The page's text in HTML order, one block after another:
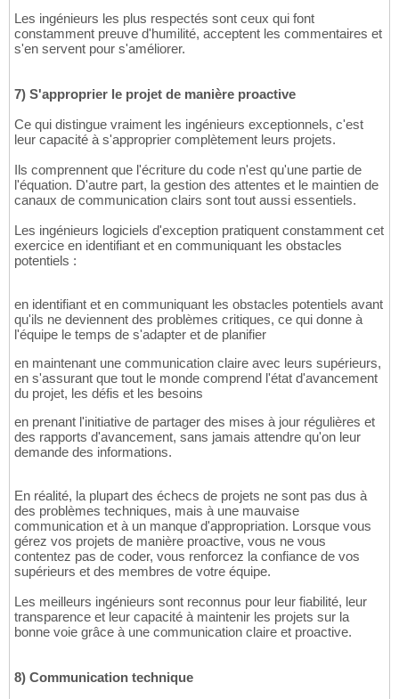
Les ingénieurs les plus respectés sont ceux qui font
constamment preuve d'humilité, acceptent les commentaires et
s'en servent pour s'améliorer.
7) S'approprier le projet de manière proactive
Ce qui distingue vraiment les ingénieurs exceptionnels, c'est
leur capacité à s'approprier complètement leurs projets.
Ils comprennent que l'écriture du code n'est qu'une partie de
l'équation. D'autre part, la gestion des attentes et le maintien de
canaux de communication clairs sont tout aussi essentiels.
Les ingénieurs logiciels d'exception pratiquent constamment cet
exercice en identifiant et en communiquant les obstacles
potentiels :
en identifiant et en communiquant les obstacles potentiels avant
qu'ils ne deviennent des problèmes critiques, ce qui donne à
l'équipe le temps de s'adapter et de planifier
en maintenant une communication claire avec leurs supérieurs,
en s'assurant que tout le monde comprend l'état d'avancement
du projet, les défis et les besoins
en prenant l'initiative de partager des mises à jour régulières et
des rapports d'avancement, sans jamais attendre qu'on leur
demande des informations.
En réalité, la plupart des échecs de projets ne sont pas dus à
des problèmes techniques, mais à une mauvaise
communication et à un manque d'appropriation. Lorsque vous
gérez vos projets de manière proactive, vous ne vous
contentez pas de coder, vous renforcez la confiance de vos
supérieurs et des membres de votre équipe.
Les meilleurs ingénieurs sont reconnus pour leur fiabilité, leur
transparence et leur capacité à maintenir les projets sur la
bonne voie grâce à une communication claire et proactive.
8) Communication technique